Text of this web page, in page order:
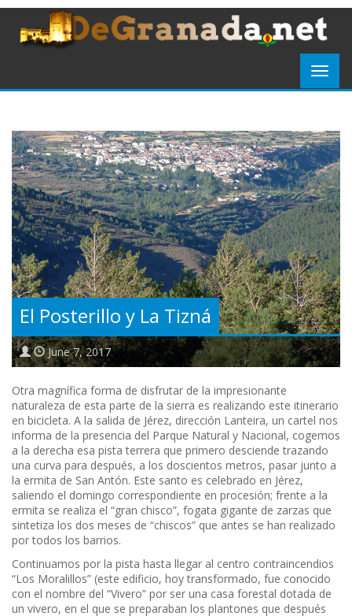
El Posterillo y La Tizná
June 7, 2017
Otra magnífica forma de disfrutar de la impresionante
naturaleza de esta parte de la sierra es realizando este itinerario
en bicicleta. A la salida de Jérez, dirección Lanteira, un cartel nos
informa de la presencia del Parque Natural y Nacional, cogemos
a la derecha esa pista terrera que primero desciende trazando
una curva para después, a los doscientos metros, pasar junto a
la ermita de San Antón. Este santo es celebrado en Jérez,
saliendo el domingo correspondiente en procesión; frente a la
ermita se realiza el “gran chisco”, fogata gigante de zarzas que
sintetiza los dos meses de “chiscos” que antes se han realizado
por todos los barrios.
Continuamos por la pista hasta llegar al centro contraincendios
“Los Moralillos” (este edificio, hoy transformado, fue conocido
con el nombre del “Vivero” por ser una casa forestal dotada de
un vivero, en el que se preparaban los plantones que después